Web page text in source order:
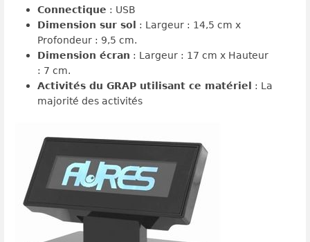
Connectique : USB
Dimension sur sol
: Largeur : 14,5 cm x
Profondeur : 9,5 cm.
Dimension écran : Largeur : 17 cm x Hauteur
: 7 cm.
Activités du GRAP utilisant ce matériel
: La
majorité des activités